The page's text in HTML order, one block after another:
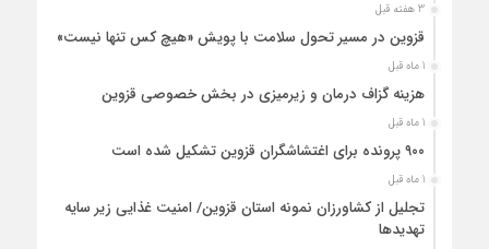
3 هفته قبل
قزوین در مسیر تحول سلامت با پویش «هیچ‌ کس تنها نیست»
1 ماه قبل
هزینه‌ گزاف درمان و زیرمیزی در بخش خصوصی قزوین
1 ماه قبل
۹۰۰ پرونده برای اغتشاشگران قزوین تشکیل شده است
1 ماه قبل
تجلیل از کشاورزان نمونه استان قزوین/ امنیت غذایی زیر سایه
تهدیدها